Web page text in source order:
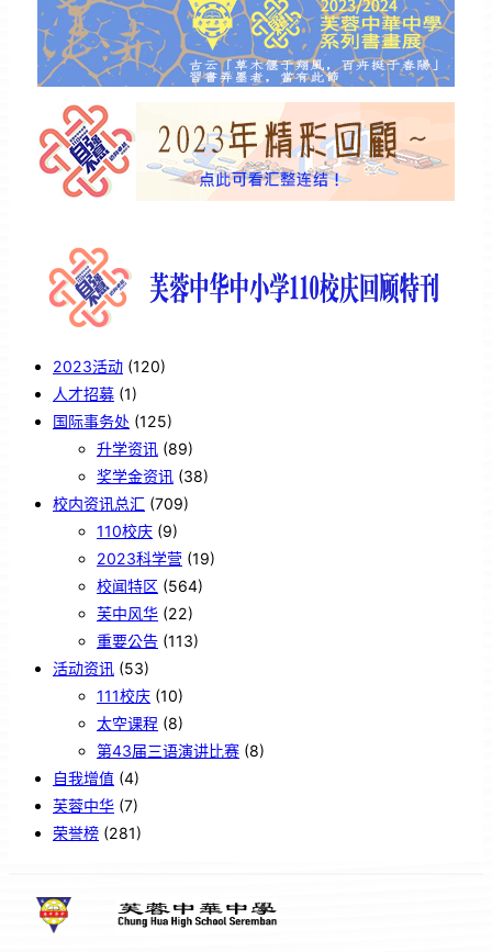
2023活动 (120)
人才招募 (1)
国际事务处 (125)
升学资讯 (89)
奖学金资讯 (38)
校内资讯总汇 (709)
110校庆 (9)
2023科学营 (19)
校闻特区 (564)
芙中风华 (22)
重要公告 (113)
活动资讯 (53)
111校庆 (10)
太空课程 (8)
第43届三语演讲比赛 (8)
自我增值 (4)
芙蓉中华 (7)
荣誉榜 (281)